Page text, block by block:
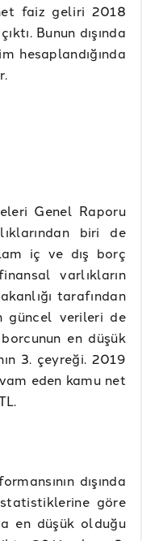
faiz geliri 2018
Bunun dışında
hesaplandığında
Genel Raporu
biri de
iç ve dış borç
varlıkların
tarafından
güncel verileri de
en düşük
3. çeyreği. 2019
eden kamu net
dışında
göre
en düşük olduğu